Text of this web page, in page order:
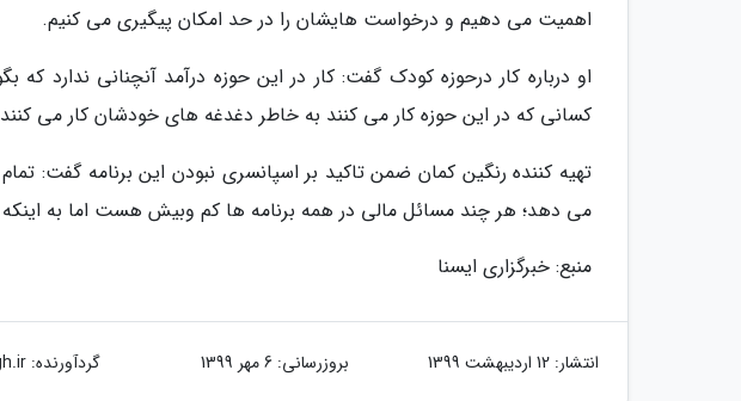
اهمیت می دهیم و درخواست هایشان را در حد امکان پیگیری می کنیم.
او درباره کار درحوزه کودک گفت: کار در این حوزه درآمد آنچنانی ندارد
کسانی که در این حوزه کار می کنند به خاطر دغدغه های خودشان کار می
تهیه کننده رنگین کمان ضمن تاکید بر اسپانسری نبودن این برنامه گفت:
می دهد؛ هر چند مسائل مالی در همه برنامه ها کم وبیش هست اما به اینکه
منبع: خبرگزاری ایسنا
انتشار: 12 اردیبهشت 1399 بروزرسانی: 6 مهر 1399 گردآورنده: